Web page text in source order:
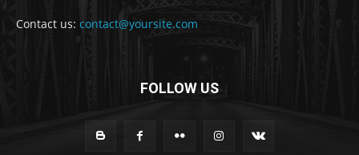
Contact us: contact@yoursite.com
FOLLOW US